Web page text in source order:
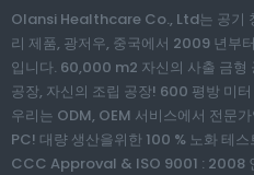
Olansi Healthcare Co., Ltd는 공기
리 제품, 광저우, 중국에서 2009 년부
입니다. 60,000 m2 자신의 사출 금형
공장, 자신의 조립 공장! 600 평방 미
우리는 ODM, OEM 서비스에서 전문
PC! 대량 생산을위한 100 % 노화 테
CCC Approval & ISO 9001 : 2008